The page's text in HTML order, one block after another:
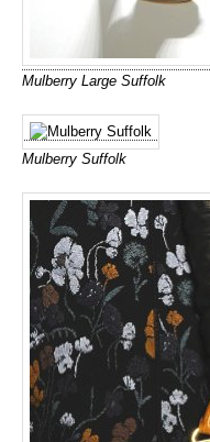
Mulberry Large Suffolk
Mulberry Suffolk